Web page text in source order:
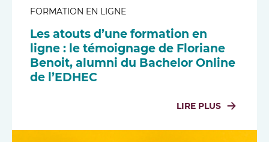
FORMATION EN LIGNE
Les atouts d’une formation en
ligne : le témoignage de Floriane
Benoit, alumni du Bachelor Online
de l’EDHEC
LIRE PLUS